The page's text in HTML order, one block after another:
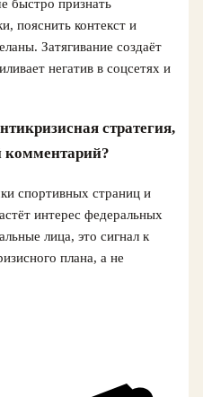
быстро признать
пояснить контекст и
Затягивание создаёт
негатив в соцсетях и
стратегия,
комментарий?
спортивных страниц и
интерес федеральных
лица, это сигнал к
плана, а не